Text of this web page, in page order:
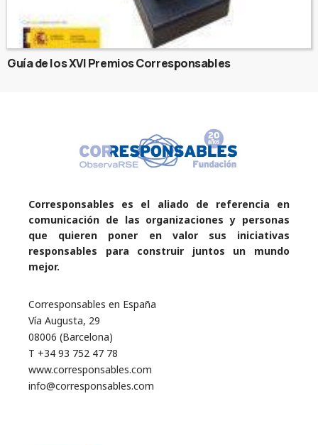
Guía de los XVI Premios Corresponsables
Corresponsables es el aliado de referencia en
comunicación de las organizaciones y personas
que quieren poner en valor sus iniciativas
responsables para construir juntos un mundo
mejor.
Corresponsables en España
Vía Augusta, 29
08006 (Barcelona)
T +34 93 752 47 78
www.corresponsables.com
info@corresponsables.com